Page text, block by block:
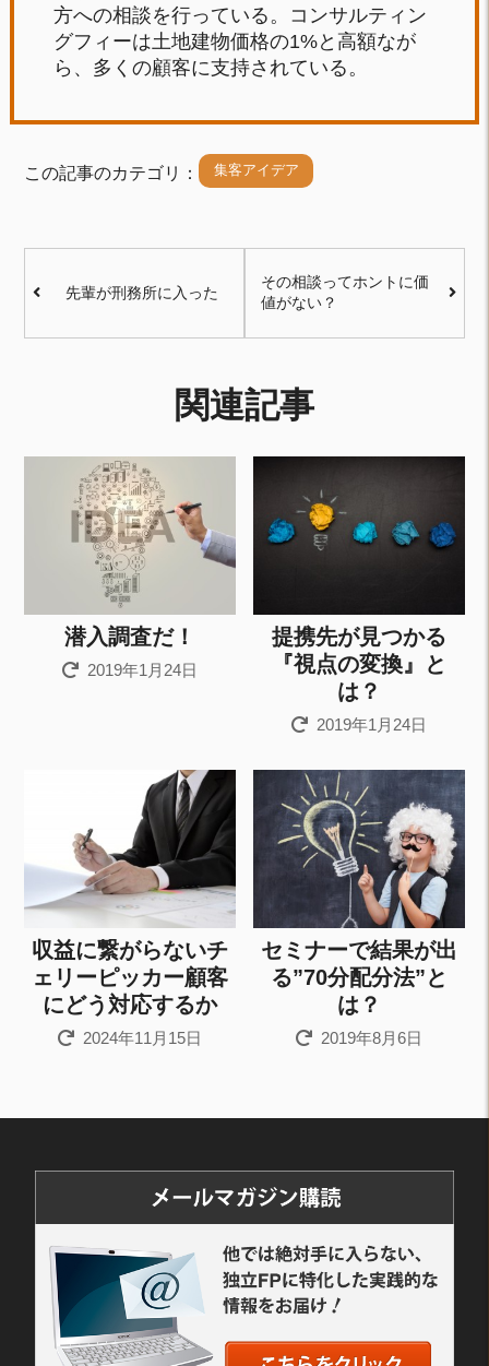
方への相談を行っている。コンサルティン
グフィーは土地建物価格の1%と高額なが
ら、多くの顧客に支持されている。
この記事のカテゴリ： 集客アイデア
先輩が刑務所に入った
その相談ってホントに価
値がない？
関連記事
潜入調査だ！
2019年1月24日
提携先が見つかる
『視点の変換』と
は？
2019年1月24日
収益に繋がらないチ
ェリーピッカー顧客
にどう対応するか
2024年11月15日
セミナーで結果が出
る”70分配分法”と
は？
2019年8月6日